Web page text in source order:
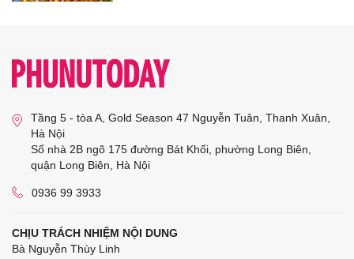
Tầng 5 - tòa A, Gold Season 47 Nguyễn Tuân, Thanh Xuân,
Hà Nội
Số nhà 2B ngõ 175 đường Bát Khối, phường Long Biên,
quận Long Biên, Hà Nội
0936 99 3933
CHỊU TRÁCH NHIỆM NỘI DUNG
Bà Nguyễn Thùy Linh